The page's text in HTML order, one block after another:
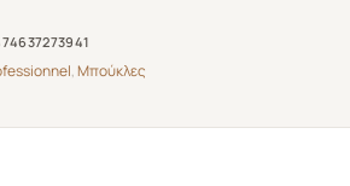
,Μπούκλες